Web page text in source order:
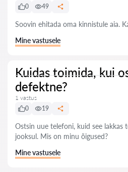
0
49
Soovin ehitada oma kinnistule aia.
Mine vastusele
Kuidas toimida, kui
defektne?
1 vastus
0
19
Ostsin uue telefoni, kuid see lakkas
jooksul. Mis on minu õigused?
Mine vastusele